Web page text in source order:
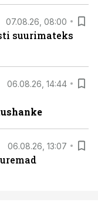
07.08.26, 08:00
suurimateks
06.08.26, 14:44
06.08.26, 13:07